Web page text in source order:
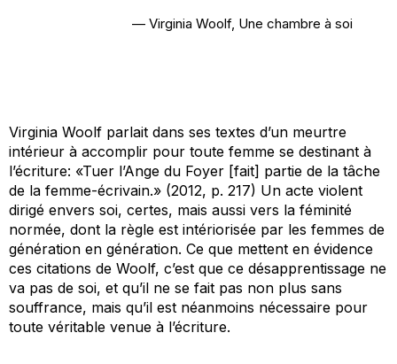
— Virginia Woolf, Une chambre à soi
Virginia Woolf parlait dans ses textes d’un meurtre
intérieur à accomplir pour toute femme se destinant à
l’écriture: «Tuer l’Ange du Foyer [fait] partie de la tâche
de la femme-écrivain.» (2012, p. 217) Un acte violent
dirigé envers soi, certes, mais aussi vers la féminité
normée, dont la règle est intériorisée par les femmes de
génération en génération. Ce que mettent en évidence
ces citations de Woolf, c’est que ce désapprentissage ne
va pas de soi, et qu’il ne se fait pas non plus sans
souffrance, mais qu’il est néanmoins nécessaire pour
toute véritable venue à l’écriture.